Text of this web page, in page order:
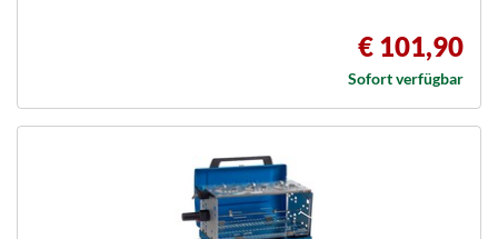
€ 101,90
Sofort verfügbar